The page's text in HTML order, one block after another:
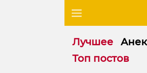
Лучшее
Топ постов